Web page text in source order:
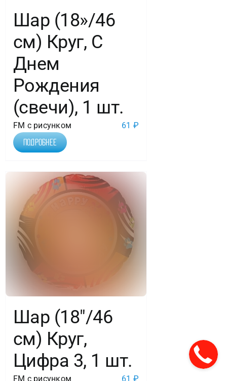
Шар (18»/46
см) Круг, С
Днем
Рождения
(свечи), 1 шт.
FM с рисунком 61 ₽
Подробнее
Шар (18″/46
см) Круг,
Цифра 3, 1 шт.
FM с рисунком 61 ₽